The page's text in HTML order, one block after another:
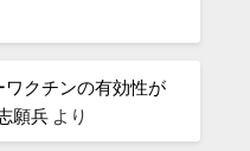
クチンの有効性が
願兵 より